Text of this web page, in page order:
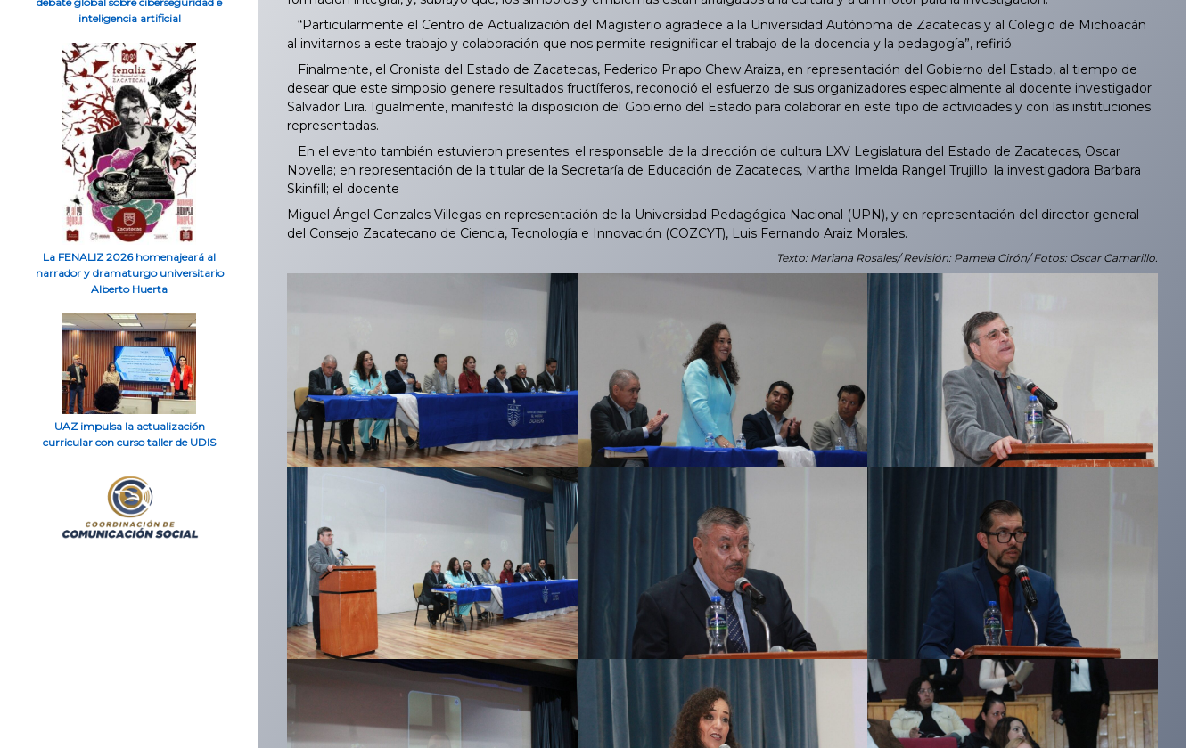
“Particularmente el Centro de Actualización del Magisterio agradece a la Universidad Autónoma de Zacatecas y al Colegio de Michoacán
al invitarnos a este trabajo y colaboración que nos permite resignificar el trabajo de la docencia y la pedagogía”, refirió.
Finalmente, el Cronista del Estado de Zacatecas, Federico Priapo Chew Araiza, en representación del Gobierno del Estado, al tiempo de
desear que este simposio genere resultados fructíferos, reconoció el esfuerzo de sus organizadores especialmente al docente investigador
Salvador Lira. Igualmente, manifestó la disposición del Gobierno del Estado para colaborar en este tipo de actividades y con las instituciones
representadas.
En el evento también estuvieron presentes: el responsable de la dirección de cultura LXV Legislatura del Estado de Zacatecas, Oscar
Novella; en representación de la titular de la Secretaría de Educación de Zacatecas, Martha Imelda Rangel Trujillo; la investigadora Barbara
Skinfill; el docente
Miguel Ángel Gonzales Villegas en representación de la Universidad Pedagógica Nacional (UPN), y en representación del director general
del Consejo Zacatecano de Ciencia, Tecnología e Innovación (COZCYT), Luis Fernando Araiz Morales.
Texto: Mariana Rosales/ Revisión: Pamela Girón/ Fotos: Oscar Camarillo.
inteligencia artificial
La FENALIZ 2026 homenajeará al
narrador y dramaturgo universitario
Alberto Huerta
UAZ impulsa la actualización
curricular con curso taller de UDIS